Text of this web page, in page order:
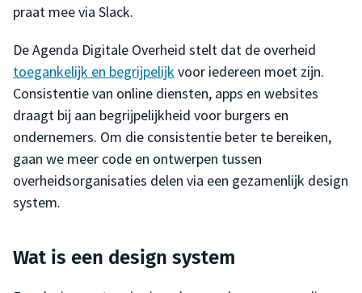
praat mee via Slack.
De Agenda Digitale Overheid stelt dat de overheid
toegankelijk en begrijpelijkvoor iedereen moet zijn.
Consistentie van online diensten, apps en websites
draagt bij aan begrijpelijkheid voor burgers en
ondernemers. Om die consistentie beter te bereiken,
gaan we meer code en ontwerpen tussen
overheidsorganisaties delen via een gezamenlijk design
system.
Wat is een design system